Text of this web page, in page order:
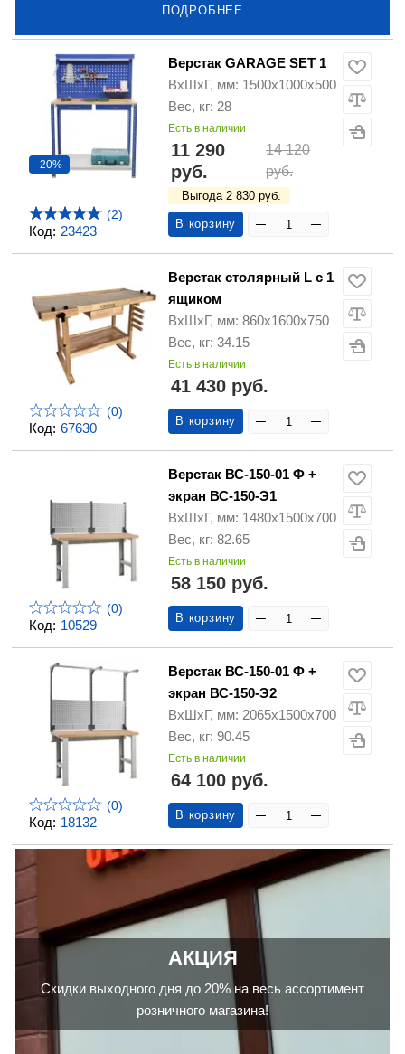
ПОДРОБНЕЕ
Код: 23423
-20%
(2)
Верстак GARAGE SET 1
ВхШхГ, мм: 1500х1000х500
Вес, кг: 28
Есть в наличии
11 290
руб.
14 120
руб.
Выгода 2 830 руб.
В корзину
Код: 67630
(0)
Верстак столярный L с 1
ящиком
ВхШхГ, мм: 860х1600х750
Вес, кг: 34.15
Есть в наличии
41 430 руб.
В корзину
Код: 10529
(0)
Верстак ВС-150-01 Ф +
экран ВС-150-Э1
ВхШхГ, мм: 1480х1500х700
Вес, кг: 82.65
Есть в наличии
58 150 руб.
В корзину
Код: 18132
(0)
Верстак ВС-150-01 Ф +
экран ВС-150-Э2
ВхШхГ, мм: 2065х1500х700
Вес, кг: 90.45
Есть в наличии
64 100 руб.
В корзину
АКЦИЯ
Скидки выходного дня до 20% на весь ассортимент
розничного магазина!